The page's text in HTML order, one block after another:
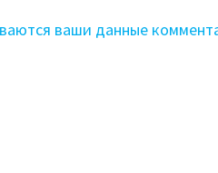
ваши данные